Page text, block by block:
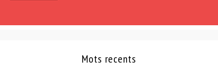
Mots recents